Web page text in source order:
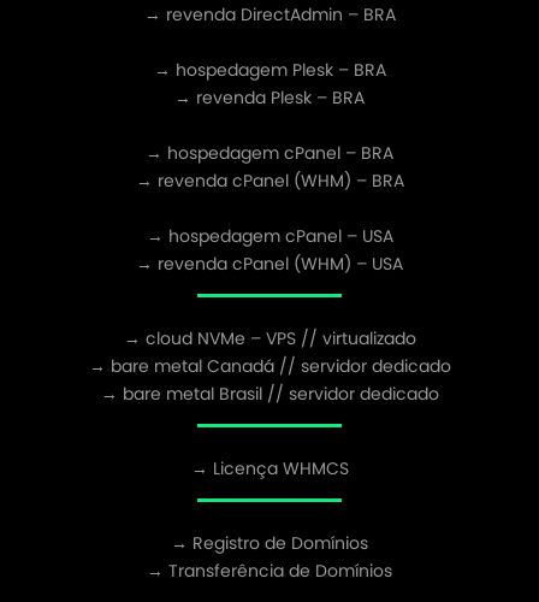
→ revenda DirectAdmin – BRA
→ hospedagem Plesk – BRA
→ revenda Plesk – BRA
→ hospedagem cPanel – BRA
→ revenda cPanel (WHM) – BRA
→ hospedagem cPanel – USA
→ revenda cPanel (WHM) – USA
→ cloud NVMe – VPS // virtualizado
→ bare metal Canadá // servidor dedicado
→ bare metal Brasil // servidor dedicado
→ Licença WHMCS
→ Registro de Domínios
→ Transferência de Domínios